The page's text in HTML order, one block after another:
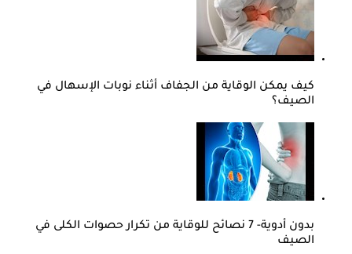
كيف يمكن الوقاية من الجفاف أثناء نوبات الإسهال في
الصيف؟
بدون أدوية- 7 نصائح للوقاية من تكرار حصوات الكلى في
الصيف